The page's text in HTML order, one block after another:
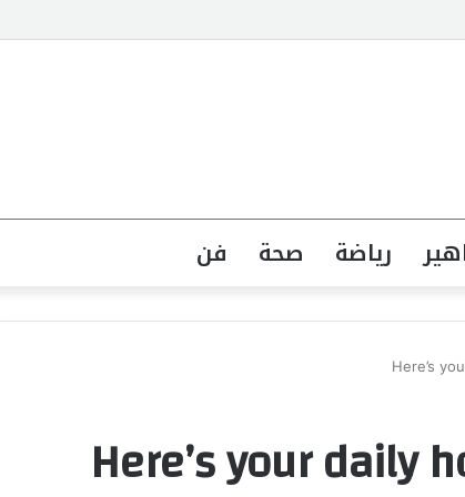
لخطاب الكراهية تبدأ بتشريع واضح ووعي مجتمعي
رياضة صحة فن
Here’s
Here’s your daily